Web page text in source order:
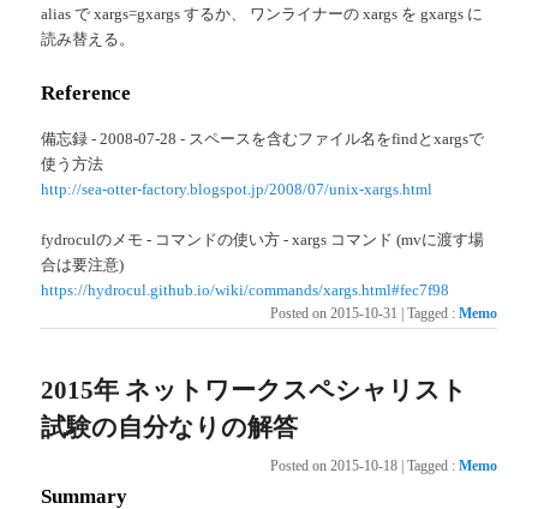
alias で xargs=gxargs するか、 ワンライナーの xargs を gxargs に
読み替える。
Reference
備忘録 - 2008-07-28 - スペースを含むファイル名をfindとxargsで
使う方法
http://sea-otter-factory.blogspot.jp/2008/07/unix-xargs.html
fydroculのメモ - コマンドの使い方 - xargs コマンド (mvに渡す場
合は要注意)
https://hydrocul.github.io/wiki/commands/xargs.html#fec7f98
Posted on 2015-10-31 Tagged : Memo
2015年 ネットワークスペシャリスト
試験の自分なりの解答
Posted on 2015-10-18 | Tagged : Memo
Summary